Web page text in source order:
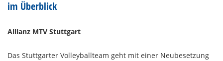
im Überblick
Allianz MTV Stuttgart
Das Stuttgarter Volleyballteam geht mit einer Neubesetzung